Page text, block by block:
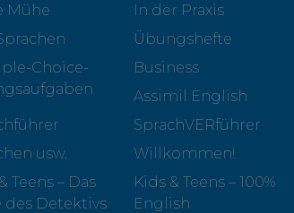
Mühe
In der Praxis
Übungshefte
Choice-
Business
Assimil English
SprachVERführer
usw.
Willkommen!
Teens – Das
des Detektivs
Kids & Teens – 100%
English